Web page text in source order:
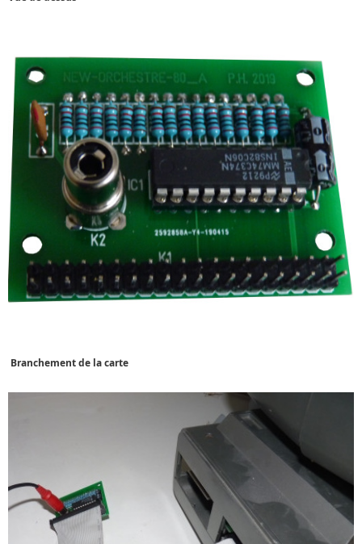
Branchement de la carte